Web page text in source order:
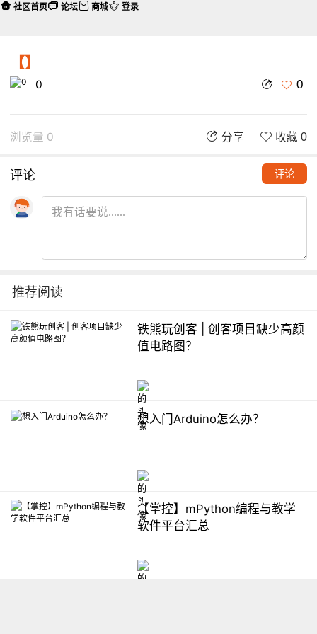
【】
0 0
浏览量 0 分享 收藏 0
评论 评论
推荐阅读
铁熊玩创客 | 创客项目缺少高颜
值电路图？
想入门Arduino怎么办？
【掌控】mPython编程与教学
软件平台汇总
社区首页 论坛 商城 登录